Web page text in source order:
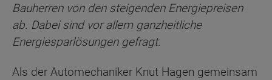
Bauherren von den steigenden Energiepreisen
ab. Dabei sind vor allem ganzheitliche
Energiesparlösungen gefragt.
Als der Automechaniker Knut Hagen gemeinsam